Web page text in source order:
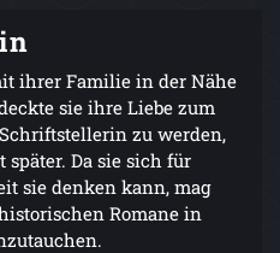
ihrer Familie in der Nähe
sie ihre Liebe zum
zu werden,
Da sie sich für
sie denken kann, mag
Romane in